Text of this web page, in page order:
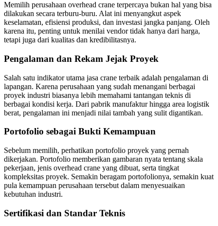
Memilih perusahaan overhead crane terpercaya bukan hal yang bisa
dilakukan secara terburu-buru. Alat ini menyangkut aspek
keselamatan, efisiensi produksi, dan investasi jangka panjang. Oleh
karena itu, penting untuk menilai vendor tidak hanya dari harga,
tetapi juga dari kualitas dan kredibilitasnya.
Pengalaman dan Rekam Jejak Proyek
Salah satu indikator utama jasa crane terbaik adalah pengalaman di
lapangan. Karena perusahaan yang sudah menangani berbagai
proyek industri biasanya lebih memahami tantangan teknis di
berbagai kondisi kerja. Dari pabrik manufaktur hingga area logistik
berat, pengalaman ini menjadi nilai tambah yang sulit digantikan.
Portofolio sebagai Bukti Kemampuan
Sebelum memilih, perhatikan portofolio proyek yang pernah
dikerjakan. Portofolio memberikan gambaran nyata tentang skala
pekerjaan, jenis overhead crane yang dibuat, serta tingkat
kompleksitas proyek. Semakin beragam portofolionya, semakin kuat
pula kemampuan perusahaan tersebut dalam menyesuaikan
kebutuhan industri.
Sertifikasi dan Standar Teknis